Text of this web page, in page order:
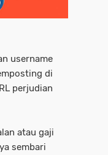
username
di
perjudian
atau gaji
sembari